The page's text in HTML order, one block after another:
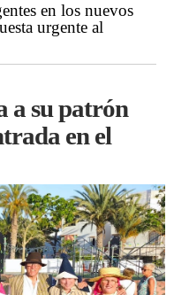
en los nuevos
urgente al
a su patrón
en el